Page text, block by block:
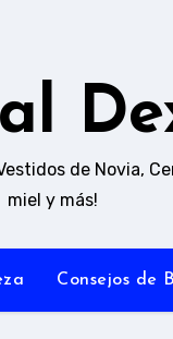
de Novia,
miel y más!
Consejos de